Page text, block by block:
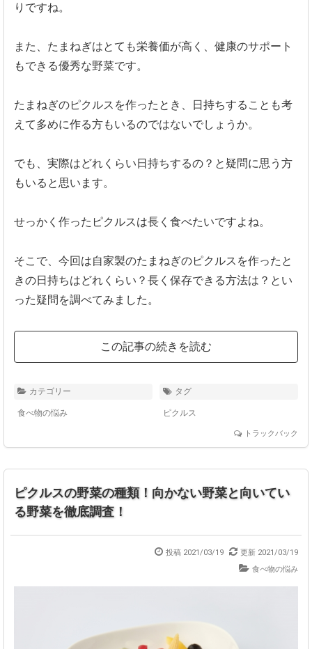
りですね。
また、たまねぎはとても栄養価が高く、健康のサポート
もできる優秀な野菜です。
たまねぎのピクルスを作ったとき、日持ちすることも考
えて多めに作る方もいるのではないでしょうか。
でも、実際はどれくらい日持ちするの？と疑問に思う方
もいると思います。
せっかく作ったピクルスは長く食べたいですよね。
そこで、今回は自家製のたまねぎのピクルスを作ったと
きの日持ちはどれくらい？長く保存できる方法は？とい
った疑問を調べてみました。
この記事の続きを読む
カテゴリー
食べ物の悩み
タグ
ピクルス
トラックバック
ピクルスの野菜の種類！向かない野菜と向いてい
る野菜を徹底調査！
投稿 2021/03/19
更新 2021/03/19
食べ物の悩み